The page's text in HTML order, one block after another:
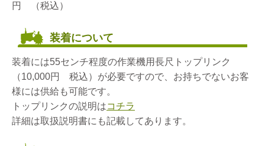
円 （税込）
装着について
装着には55センチ程度の作業機用長尺トップリンク
（10,000円 税込）が必要ですので、お持ちでないお客
様には供給も可能です。
トップリンクの説明はコチラ
詳細は取扱説明書にも記載してあります。